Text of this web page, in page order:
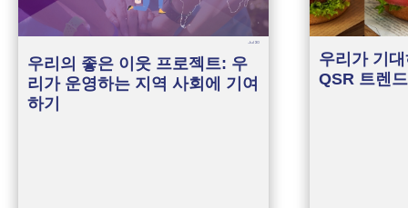
Jul 30
우리의 좋은 이웃 프로젝트: 우
리가 운영하는 지역 사회에 기여
하기
우리가 기
QSR 트렌드